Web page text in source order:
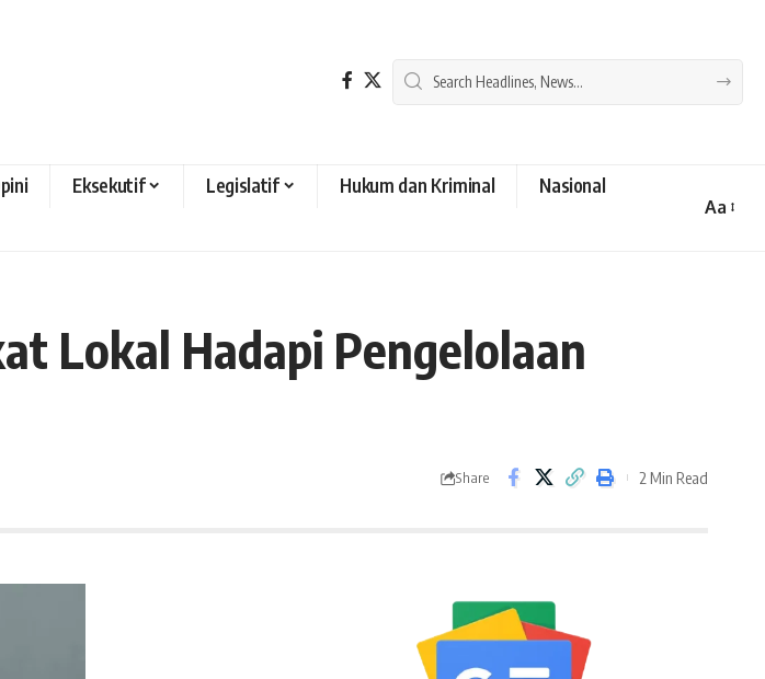
Eksekutif Legislatif Hukum dan Kriminal
Nasional
Font
Aa
Lokal Hadapi Pengelolaan
Share 2 Min Read